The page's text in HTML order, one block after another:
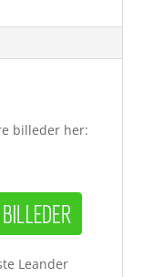
billeder her:
Leander